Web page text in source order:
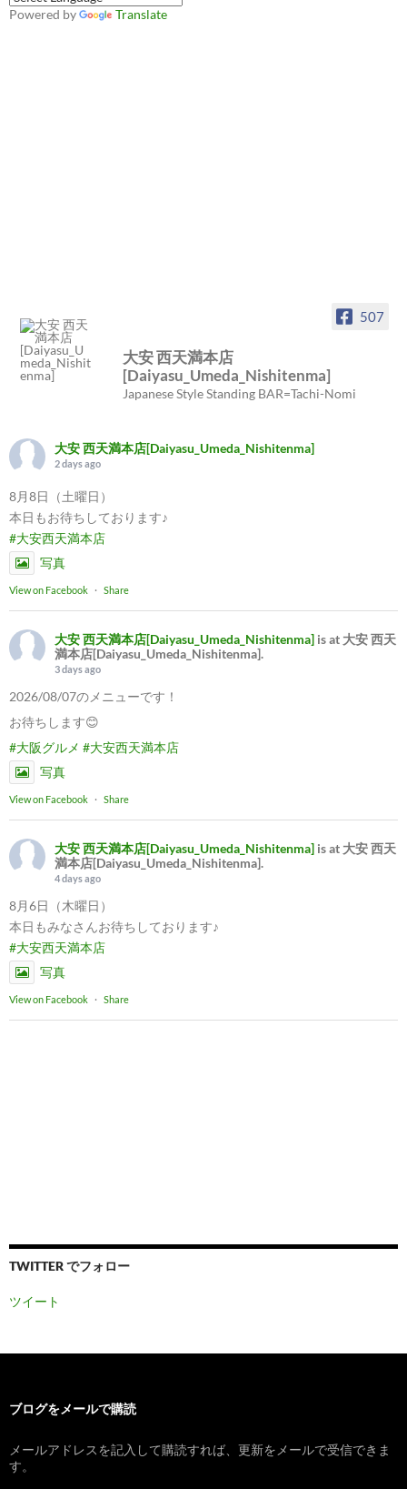
Powered by Translate
507
大安 西天満本店
[Daiyasu_Umeda_Nishitenma]
Japanese Style Standing BAR=Tachi-Nomi
大安 西天満本店[Daiyasu_Umeda_Nishitenma]
2 days ago
8月8日（土曜日）
本日もお待ちしております♪
#大安西天満本店
写真
View on Facebook · Share
大安 西天満本店[Daiyasu_Umeda_Nishitenma] is at 大安 西天
満本店[Daiyasu_Umeda_Nishitenma].
3 days ago
2026/08/07のメニューです！
お待ちします😊
#大阪グルメ #大安西天満本店
写真
View on Facebook · Share
大安 西天満本店[Daiyasu_Umeda_Nishitenma] is at 大安 西天
満本店[Daiyasu_Umeda_Nishitenma].
4 days ago
8月6日（木曜日）
本日もみなさんお待ちしております♪
#大安西天満本店
写真
View on Facebook · Share
TWITTER でフォロー
ツイート
ブログをメールで購読
メールアドレスを記入して購読すれば、更新をメールで受信できま
す。